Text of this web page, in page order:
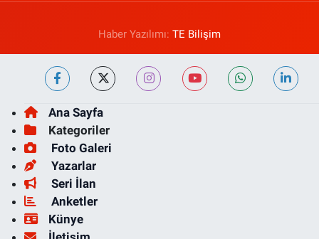
Haber Yazılımı: TE Bilişim
Ana Sayfa
Kategoriler
Foto Galeri
Yazarlar
Seri İlan
Anketler
Künye